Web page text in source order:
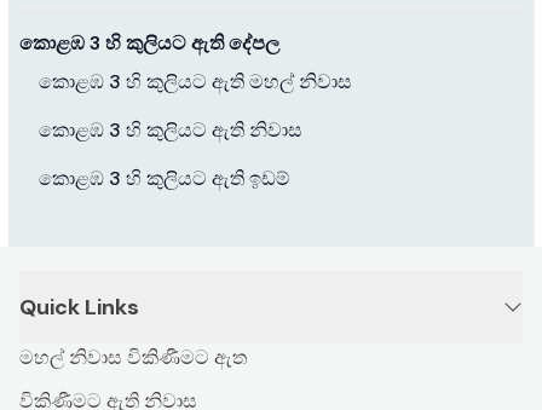
කොළඹ 3 හි කුලියට ඇති දේපල
කොළඹ 3 හි කුලියට ඇති මහල් නිවාස
කොළඹ 3 හි කුලියට ඇති නිවාස
කොළඹ 3 හි කුලියට ඇති ඉඩම්
Quick Links
මහල් නිවාස විකිණීමට ඇත
විකිණීමට ඇති නිවාස